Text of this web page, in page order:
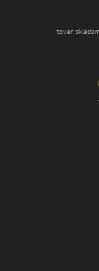
tovar